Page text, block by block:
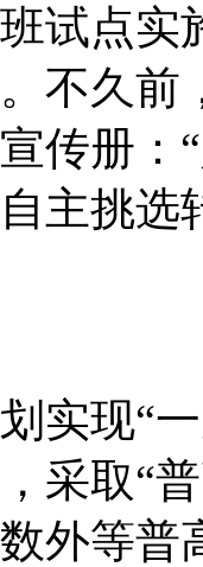
点实
不久
传册：
主挑
现“一
采取“
外等普